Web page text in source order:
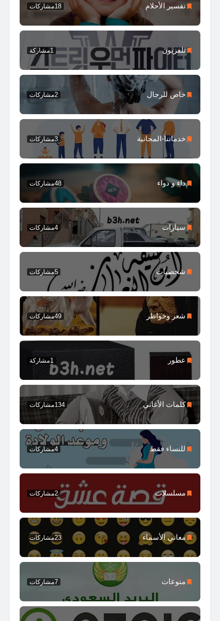
تفسير الأحلام 18مشاركات
تلفزيون 1مشاركة
خاص للرجال 2مشاركات
خدماتنا-المجانية 3مشاركات
داء و دواء 48مشاركات
سيارات 4مشاركات
شخصيات 5مشاركات
شعر وخواطر 49مشاركات
عطور 1مشاركة
كلمات الأغاني 134مشاركات
للنساء فقط 4مشاركات
مسلسلات 2مشاركات
معاني الأسماء 23مشاركات
منوعات 7مشاركات